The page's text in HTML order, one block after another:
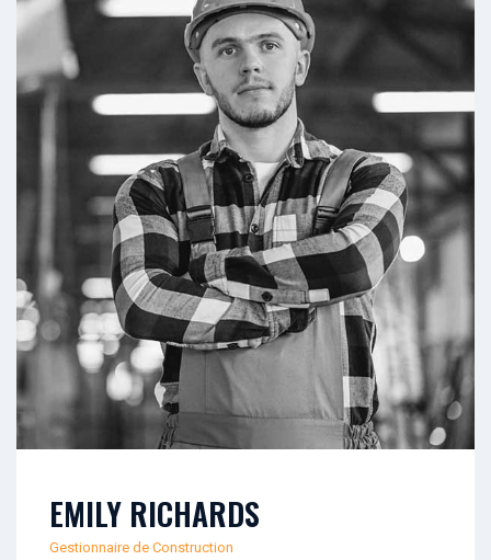
EMILY RICHARDS
Gestionnaire de Construction